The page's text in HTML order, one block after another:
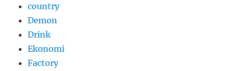
country
Demon
Drink
Ekonomi
Factory